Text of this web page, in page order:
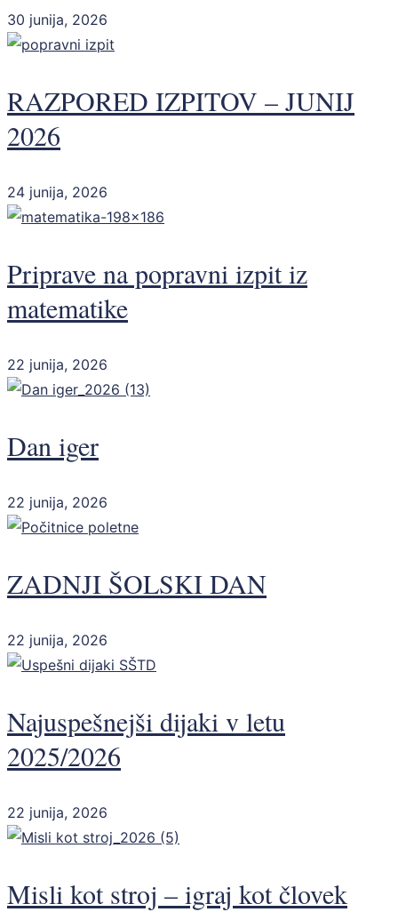
30 junija, 2026
RAZPORED IZPITOV – JUNIJ
2026
24 junija, 2026
Priprave na popravni izpit iz
matematike
22 junija, 2026
Dan iger
22 junija, 2026
ZADNJI ŠOLSKI DAN
22 junija, 2026
Najuspešnejši dijaki v letu
2025/2026
22 junija, 2026
Misli kot stroj – igraj kot človek